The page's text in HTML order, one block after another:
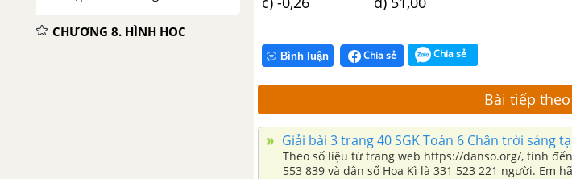
CHƯƠNG 8. HÌNH HỌC
Bình luận Chia sẻ Chia sẻ
Bài tiếp theo
Giải bài 3 trang 40 SGK Toán 6 Chân trời sáng
Theo số liệu từ trang web https://danso.org/, tính
553 839 và dân số Hoa Kì là 331 523 221 người. Em